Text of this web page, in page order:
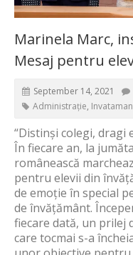
Marinela Marc,
Mesaj pentru
September 14, 2021
Administrație,
“Distinși colegi, dragi
În fiecare an, la
românească
pentru elevii din
de emoție în special
de învățământ.
fiecare dată, un prilej
care tocmai s-a